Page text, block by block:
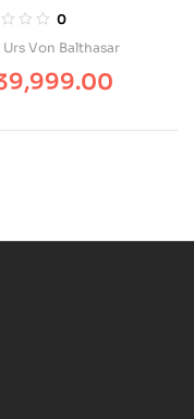
0
Urs Von Balthasar